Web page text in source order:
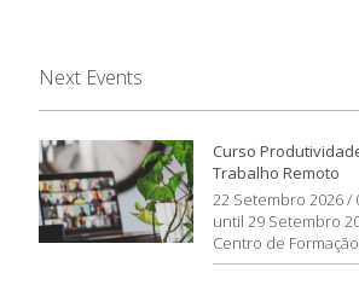
Next Events
Curso
Trabalho Remoto
22 Setembro 2026 /
until 29 Setembro
Centro de